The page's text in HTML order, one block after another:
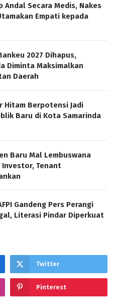
Andal Secara Medis, Nakes
Empati kepada
2027 Dihapus,
Diminta Maksimalkan
Daerah
Hitam Berpotensi Jadi
Baru di Kota Samarinda
Baru Mal Lembuswana
Investor, Tenant
Gandeng Pers Perangi
Literasi Pindar Diperkuat
Twitter
Pinterest